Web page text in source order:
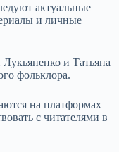
актуальные
и личные
и Татьяна
фольклора.
на платформах
с читателями в